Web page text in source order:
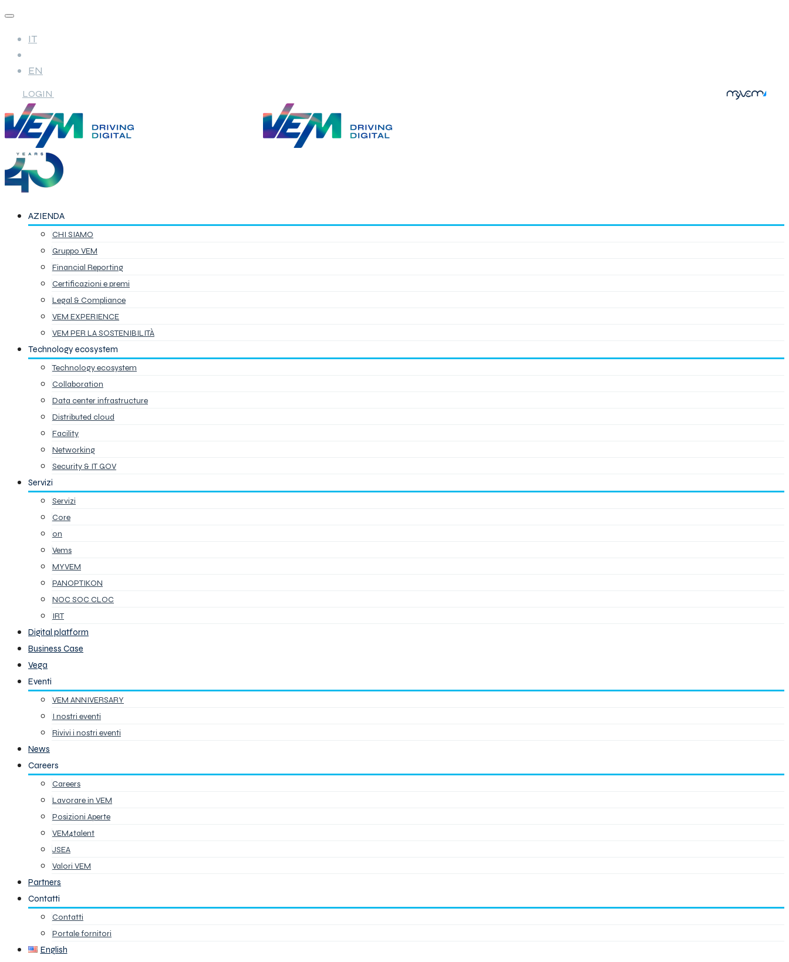
IT
EN
LOGIN
AZIENDA
CHI SIAMO
Gruppo VEM
Financial Reporting
Certificazioni e premi
Legal & Compliance
VEM EXPERIENCE
VEM PER LA SOSTENIBILITÀ
Technology ecosystem
Technology ecosystem
Collaboration
Data center infrastructure
Distributed cloud
Facility
Networking
Security & IT GOV
Servizi
Servizi
Core
on
Vems
MYVEM
PANOPTIKON
NOC SOC CLOC
IRT
Digital platform
Business Case
Vega
Eventi
VEM ANNIVERSARY
I nostri eventi
Rivivi i nostri eventi
News
Careers
Careers
Lavorare in VEM
Posizioni Aperte
VEM4talent
JSEA
Valori VEM
Partners
Contatti
Contatti
Portale fornitori
English